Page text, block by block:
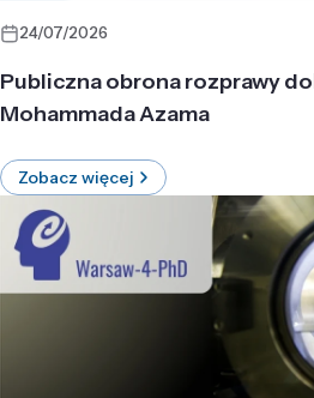
24/07/2026
Publiczna obrona rozprawy
Mohammada Azama
Zobacz więcej